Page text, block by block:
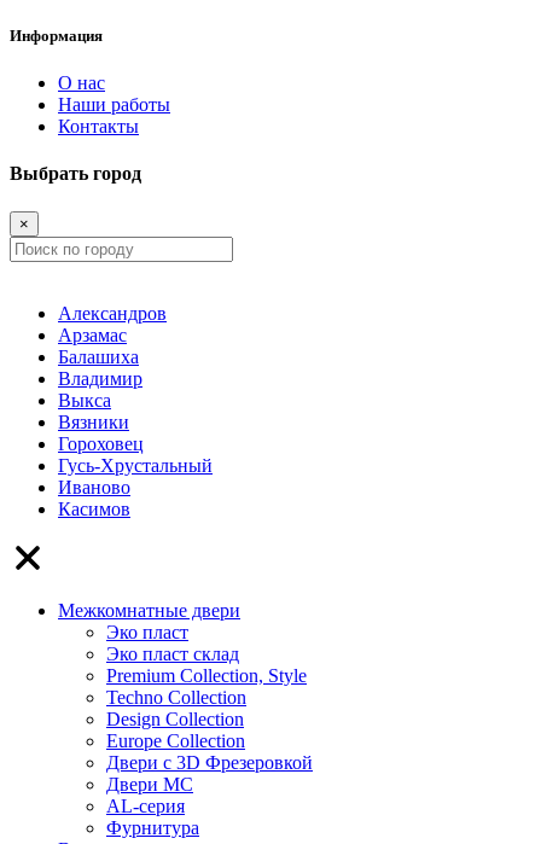
Информация
О нас
Наши работы
Контакты
Выбрать город
×
Александров
Арзамас
Балашиха
Владимир
Выкса
Вязники
Гороховец
Гусь-Хрустальный
Иваново
Касимов
Межкомнатные двери
Эко пласт
Эко пласт склад
Premium Collection, Style
Techno Collection
Design Collection
Europe Collection
Двери с 3D Фрезеровкой
Двери МС
AL-серия
Фурнитура